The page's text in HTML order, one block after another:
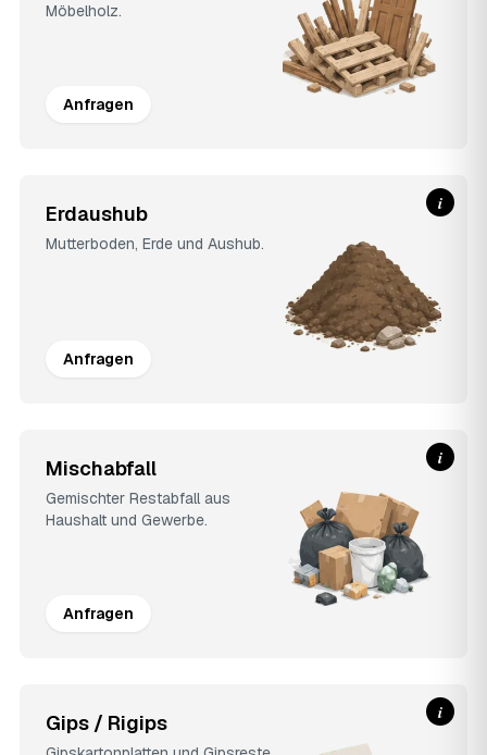
Möbelholz.
Anfragen
Erdaushub
Mutterboden, Erde und Aushub.
Anfragen
i
Mischabfall
Gemischter Restabfall aus
Haushalt und Gewerbe.
Anfragen
i
Gips / Rigips i